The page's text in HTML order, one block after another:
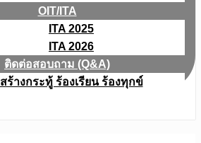
OIT/ITA
ITA 2025
ITA 2026
ติดต่อสอบถาม (Q&A)
สร้างกระทู้ ร้องเรียน ร้องทุกข์